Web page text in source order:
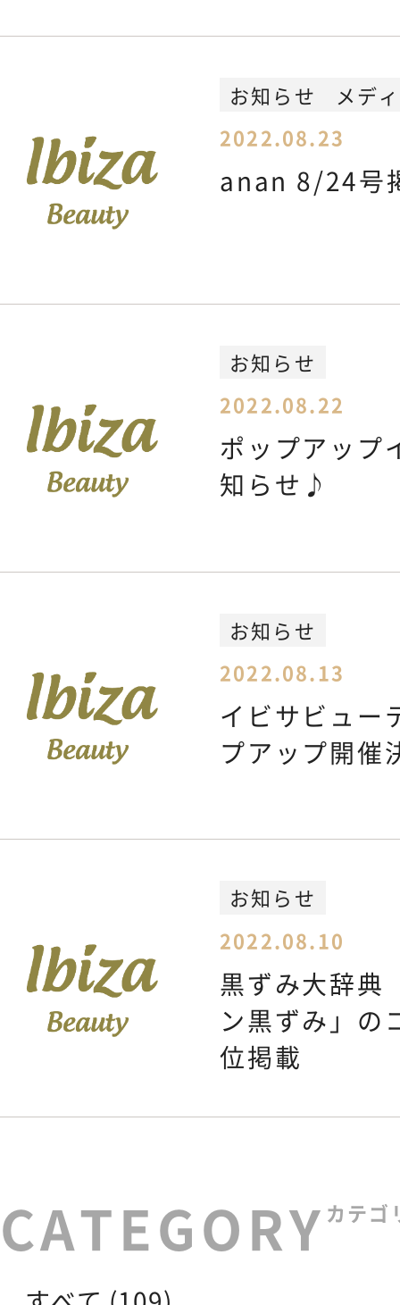
CONTACT お問い合わせ
お知らせ
メデ
2022.08.23
anan 8/24号
お知らせ
2022.08.22
ポップアップ
知らせ♪
お知らせ
2022.08.13
イビサビュー
プアップ開催
お知らせ
2022.08.10
黒ずみ大辞典
ン黒ずみ」の
位掲載
カテゴ